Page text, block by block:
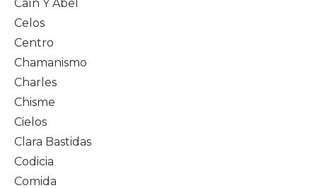
Caín Y Abel
Celos
Centro
Chamanismo
Charles
Chisme
Cielos
Clara Bastidas
Codicia
Comida